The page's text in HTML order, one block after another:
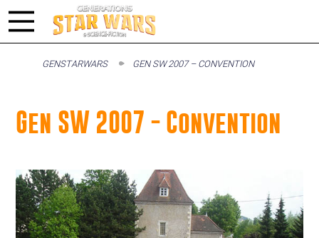
GENSTARWARS GEN SW 2007 – CONVENTION
Gen SW 2007 - Convention